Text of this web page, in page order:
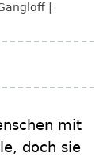
mit
doch sie